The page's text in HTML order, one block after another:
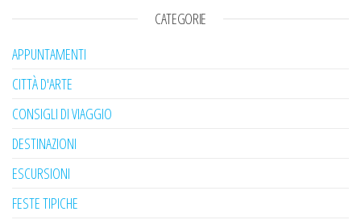
CATEGORIE
APPUNTAMENTI
CITTÀ D'ARTE
CONSIGLI DI VIAGGIO
DESTINAZIONI
ESCURSIONI
FESTE TIPICHE